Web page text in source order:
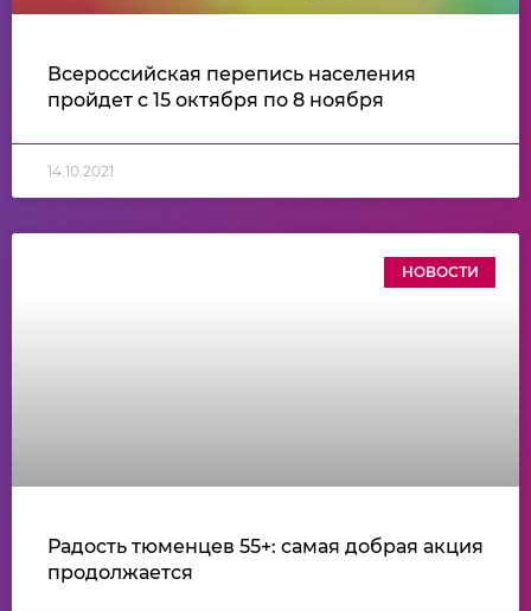
Всероссийская перепись населения
пройдет с 15 октября по 8 ноября
14.10.2021
НОВОСТИ
Радость тюменцев 55+: самая добрая акция
продолжается